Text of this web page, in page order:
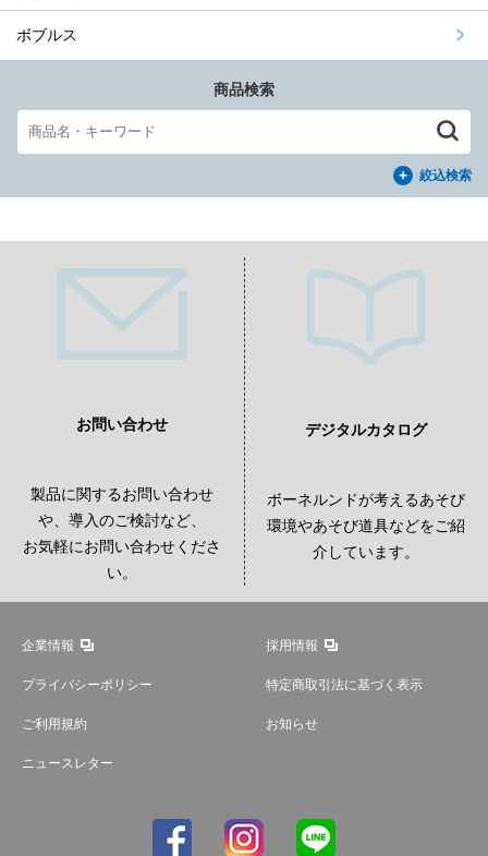
ボブルス
商品検索
絞込検索
お問い合わせ
製品に関するお問い合わせ
や、導入のご検討など、
お気軽にお問い合わせくださ
い。
デジタルカタログ
ボーネルンドが考えるあそび
環境やあそび道具などをご紹
介しています。
企業情報 採用情報
プライバシーポリシー 特定商取引法に基づく表示
ご利用規約 お知らせ
ニュースレター